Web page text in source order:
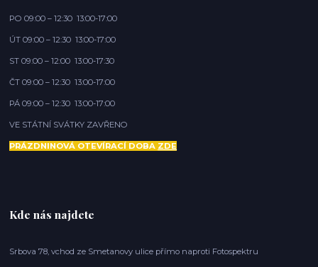
PO 09:00 – 12:30 13:00-17:00
ÚT 09:00 – 12:30 13:00-17:00
ST 09:00 – 12:00 13:00-17:30
ČT 09:00 – 12:30 13:00-17:00
PÁ 09:00 – 12:30 13:00-17:00
VE STÁTNÍ SVÁTKY ZAVŘENO
PRÁZDNINOVÁ OTEVÍRACÍ DOBA ZDE
Kde nás najdete
Srbova 78, vchod ze Smetanovy ulice přímo naproti Fotospektru